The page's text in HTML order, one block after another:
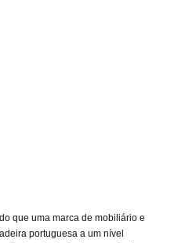
que uma marca de mobiliário e
portuguesa a um nível